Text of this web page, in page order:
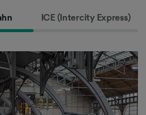
ICE (Intercity Express)